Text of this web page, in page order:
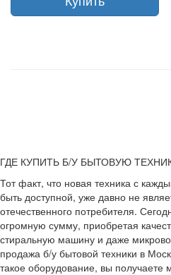
ГДЕ КУПИТЬ Б/У БЫТОВУЮ
Тот факт, что новая техника с
быть доступной, уже давно не
отечественного потребителя.
огромную сумму, приобретая
стиральную машину и даже
продажа б/у бытовой техники в
такое оборудование, вы получаете